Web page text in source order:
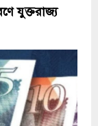
যুক্তরাজ্য